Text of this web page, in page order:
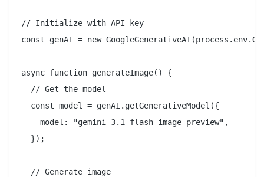
// Initialize with API key
const genAI = new
async function generateImage() {
  // Get the model
  const model = genAI.getGenerativeModel({
    model: "gemini-3.1-flash-image-preview",
  });
  // Generate image